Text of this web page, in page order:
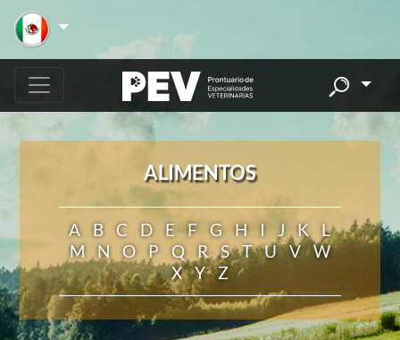
ALIMENTOS
A B C D E F G H I J K
L
M
N O P Q R S T U V
W
X
Y Z